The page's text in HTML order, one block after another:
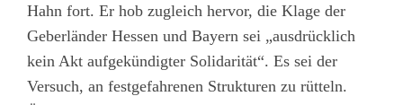
Hahn fort. Er hob zugleich hervor, die Klage der
Geberländer Hessen und Bayern sei „ausdrücklich
kein Akt aufgekündigter Solidarität“. Es sei der
Versuch, an festgefahrenen Strukturen zu rütteln.